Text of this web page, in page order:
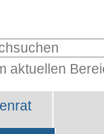
aktuellen